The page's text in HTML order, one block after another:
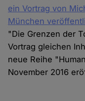
ein Vortrag von
München
"Die Grenzen der
Vortrag gleichen
neue Reihe
November 2016